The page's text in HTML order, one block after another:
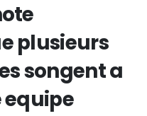
plusieurs
songent a
equipe